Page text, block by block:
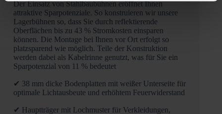
Der Einsatz von Stahlbaubühnen eröffnet Ihnen
attraktive Sparpotenziale. So konstruieren wir unsere
Lagerbühnen so, dass Sie durch reflektierende
Oberflächen bis zu 43 % Stromkosten einsparen
können. Die Montage bei Ihnen vor Ort erfolgt so
platzsparend wie möglich. Teile der Konstruktion
werden dabei als Kabelrinne genutzt, was für Sie ein
Sparpotenzial von 11 % bedeutet
✔ 38 mm dicke Bodenplatten mit weißer Unterseite für
optimale Lichtausbeute und erhöhtem Feuerwiderstand
✔ Hauptträger mit Lochmuster für Verkleidungen,